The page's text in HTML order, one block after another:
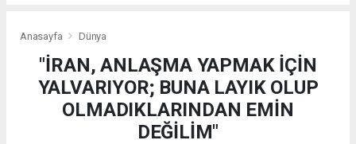
Anasayfa Dünya
"İRAN, ANLAŞMA YAPMAK İÇİN
YALVARIYOR; BUNA LAYIK OLUP
OLMADIKLARINDAN EMİN
DEĞİLİM"